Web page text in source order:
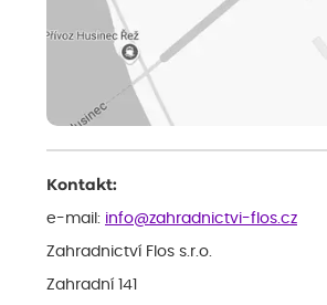
Kontakt:
e-mail: info@zahradnictvi-flos.cz
Zahradnictví Flos s.r.o.
Zahradní 141